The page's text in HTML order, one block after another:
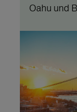
Oahu und